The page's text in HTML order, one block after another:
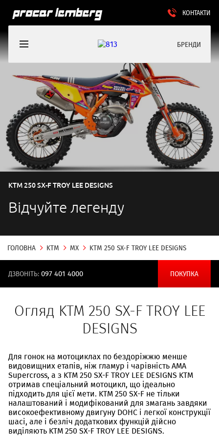
КОНТАКТИ
БРЕНДИ
KTM 250 SX-F TROY LEE DESIGNS
Відчуйте легенду
ГОЛОВНА KTM MX KTM 250 SX-F TROY LEE DESIGNS
ПОКУПКА
ДЗВОНІТЬ: 097 401 4000
Огляд KTM 250 SX-F TROY LEE
DESIGNS
Для гонок на мотоциклах по бездоріжжю менше
видовищних етапів, ніж гламур і чарівність AMA
Supercross, а з KTM 250 SX-F TROY LEE DESIGNS KTM
отримав спеціальний мотоцикл, що ідеально
підходить для цієї мети. KTM 250 SX-F не ​​тільки
налаштований і модифікований для змагань завдяки
високоефективному двигуну DOHC і легкої конструкції
шасі, але і безліч додаткових функцій дійсно
виділяють KTM 250 SX-F TROY LEE DESIGNS.